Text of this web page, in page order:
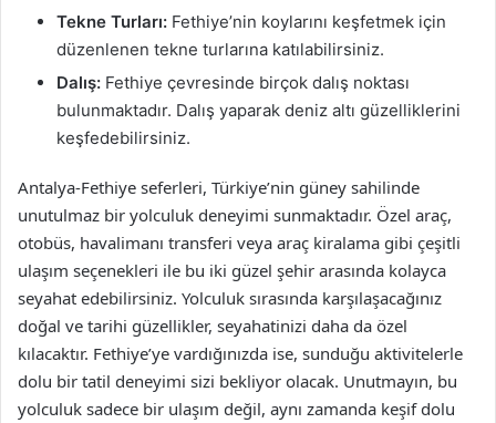
Tekne Turları: Fethiye’nin koylarını keşfetmek için
düzenlenen tekne turlarına katılabilirsiniz.
Dalış: Fethiye çevresinde birçok dalış noktası
bulunmaktadır. Dalış yaparak deniz altı güzelliklerini
keşfedebilirsiniz.
Antalya-Fethiye seferleri, Türkiye’nin güney sahilinde
unutulmaz bir yolculuk deneyimi sunmaktadır. Özel araç,
otobüs, havalimanı transferi veya araç kiralama gibi çeşitli
ulaşım seçenekleri ile bu iki güzel şehir arasında kolayca
seyahat edebilirsiniz. Yolculuk sırasında karşılaşacağınız
doğal ve tarihi güzellikler, seyahatinizi daha da özel
kılacaktır. Fethiye’ye vardığınızda ise, sunduğu aktivitelerle
dolu bir tatil deneyimi sizi bekliyor olacak. Unutmayın, bu
yolculuk sadece bir ulaşım değil, aynı zamanda keşif dolu